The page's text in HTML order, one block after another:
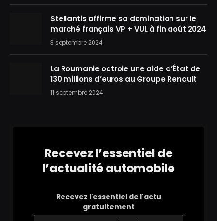
Stellantis affirme sa domination sur le
marché français VP + VUL à fin août 2024
3 septembre 2024
La Roumanie octroie une aide d’État de
130 millions d’euros au Groupe Renault
11 septembre 2024
Recevez l’essentiel de
l’actualité automobile
Recevez l'essentiel de l'actu
gratuitement